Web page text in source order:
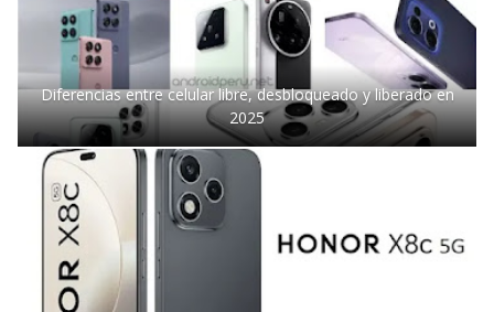
Diferencias entre celular libre, desbloqueado y liberado en
2025